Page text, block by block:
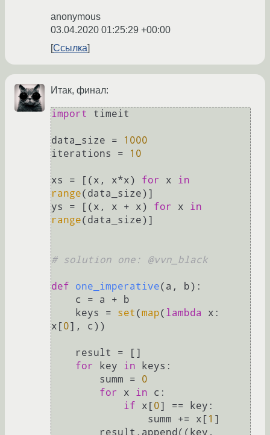
anonymous
03.04.2020 01:25:29 +00:00
Ссылка
Итак, финал:
import timeit
data_size =
1000
iterations =
10
xs = [(x, x*x) for x in
range(data_size)]
ys = [(x, x + x) for x in
range(data_size)]
# solution one: @vvn_black
def one_imperative( a, b):
    keys =
set (map( lambda
x:
x[0], c))
for
key in keys:
        summ =
0
for
x in c:
if x[0] == key:
                summ += x[
1 ]